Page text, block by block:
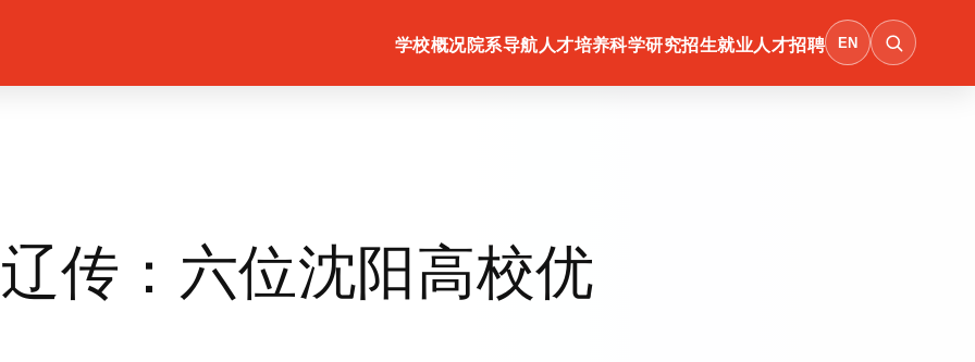
学校概况院系导航 人才培养科学研究招生就业人才招聘 EN
传：六位沈阳高校优